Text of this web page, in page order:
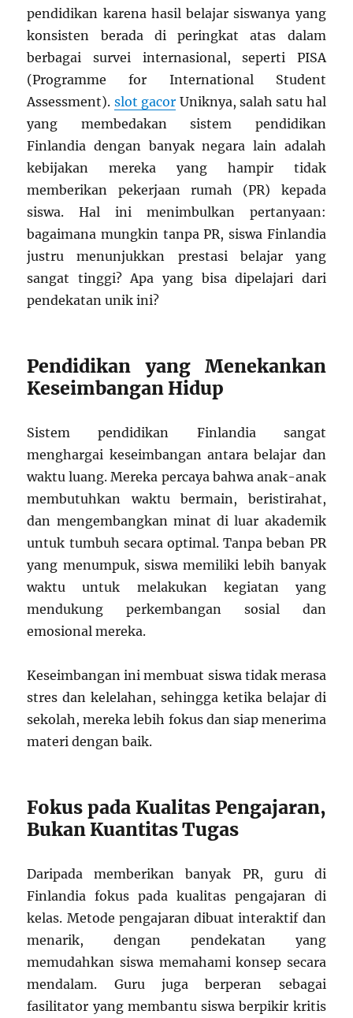
pendidikan karena hasil belajar siswanya yang
konsisten berada di peringkat atas dalam
berbagai survei internasional, seperti PISA
(Programme for International Student
Assessment). slot gacor Uniknya, salah satu hal
yang membedakan sistem pendidikan
Finlandia dengan banyak negara lain adalah
kebijakan mereka yang hampir tidak
memberikan pekerjaan rumah (PR) kepada
siswa. Hal ini menimbulkan pertanyaan:
bagaimana mungkin tanpa PR, siswa Finlandia
justru menunjukkan prestasi belajar yang
sangat tinggi? Apa yang bisa dipelajari dari
pendekatan unik ini?
Pendidikan yang Menekankan
Keseimbangan Hidup
Sistem pendidikan Finlandia sangat
menghargai keseimbangan antara belajar dan
waktu luang. Mereka percaya bahwa anak-anak
membutuhkan waktu bermain, beristirahat,
dan mengembangkan minat di luar akademik
untuk tumbuh secara optimal. Tanpa beban PR
yang menumpuk, siswa memiliki lebih banyak
waktu untuk melakukan kegiatan yang
mendukung perkembangan sosial dan
emosional mereka.
Keseimbangan ini membuat siswa tidak merasa
stres dan kelelahan, sehingga ketika belajar di
sekolah, mereka lebih fokus dan siap menerima
materi dengan baik.
Fokus pada Kualitas Pengajaran,
Bukan Kuantitas Tugas
Daripada memberikan banyak PR, guru di
Finlandia fokus pada kualitas pengajaran di
kelas. Metode pengajaran dibuat interaktif dan
menarik, dengan pendekatan yang
memudahkan siswa memahami konsep secara
mendalam. Guru juga berperan sebagai
fasilitator yang membantu siswa berpikir kritis